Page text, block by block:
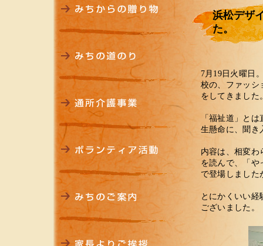
浜松デザ
た。
7月19日火曜日
校の、ファッシ
をしてきました
「福祉道」と
生懸命に、聞き
内容は、相変
を読んで、「
で登場しました
とにかくいい
ございました。